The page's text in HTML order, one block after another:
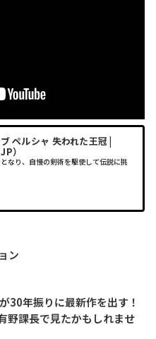
ペルシャ 失われた王冠 |
）
なり、自慢の剣術を駆使して伝説に挑
ン
30年振りに最新作を出す！
野課長で見たかもしれませ